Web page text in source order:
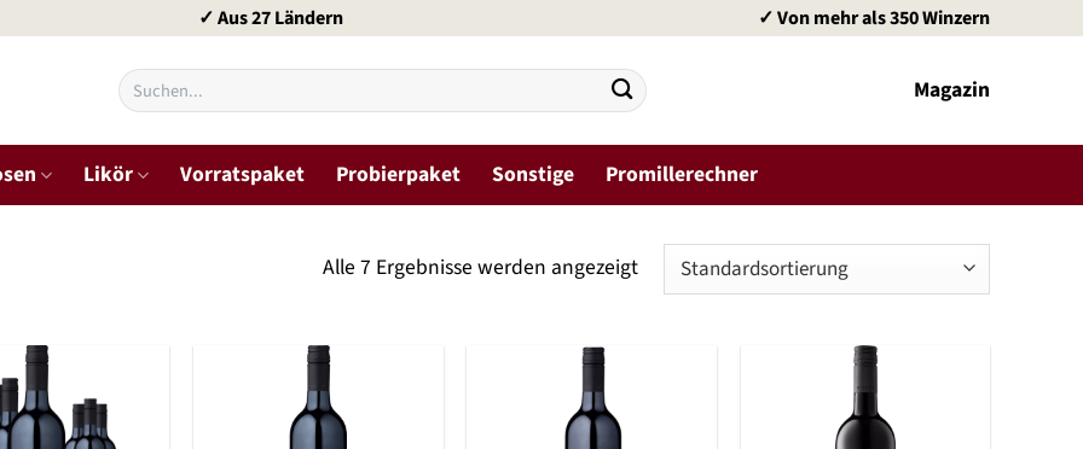
✓ Aus 27 Ländern ✓ Von mehr als 350 Winzern
Suchen
nach:
Magazin
Likör Vorratspaket Probierpaket Sonstige Promillerechner
Alle 7 Ergebnisse werden angezeigt